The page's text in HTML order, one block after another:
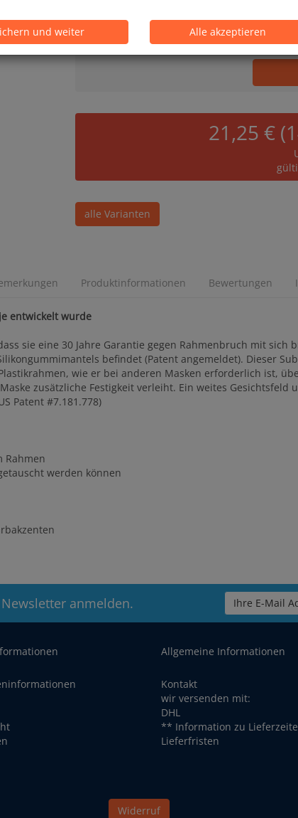
Stk.
21,25 €
alle Varianten
Produktinformationen Bewertungen
entwickelt wurde
sie eine 30 Jahre Garantie gegen Rahmenbruch mit
befindet (Patent angemeldet). Dieser
wie er bei anderen Masken erforderlich ist,
zusätzliche Festigkeit verleiht. Ein weites Gesichtsfeld
Patent #7.181.778)
Rahmen
werden können
anmelden. Ihre E-Mail
Allgemeine Informationen
Kontakt
wir versenden mit:
DHL
** Information zu
Lieferfristen
Widerruf
und weiter Alle akzeptieren